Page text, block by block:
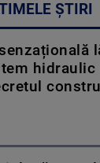
ȘTIRI
hidraulic